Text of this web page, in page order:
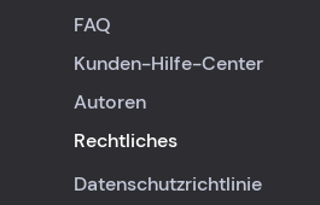
FAQ
Kunden-Hilfe-Center
Autoren
Rechtliches
Datenschutzrichtlinie